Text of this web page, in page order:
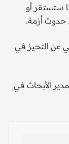
ستستقر أو
حدوث أزمة.
عن التحيز في
الأبحاث في